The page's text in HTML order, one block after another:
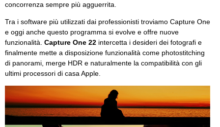
concorrenza sempre più agguerrita.
Tra i software più utilizzati dai professionisti troviamo Capture One
e oggi anche questo programma si evolve e offre nuove
funzionalità. Capture One 22 intercetta i desideri dei fotografi e
finalmente mette a disposizione funzionalità come photostitching
di panorami, merge HDR e naturalmente la compatibilità con gli
ultimi processori di casa Apple.